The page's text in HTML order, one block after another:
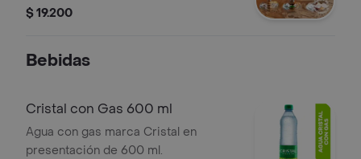
$ 19.200
Bebidas
Cristal con Gas 600 ml
Agua con gas marca Cristal en
presentación de 600 ml.